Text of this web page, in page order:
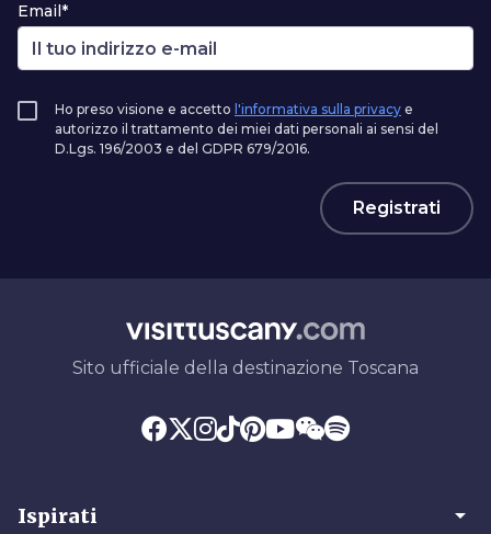
Email*
Ho preso visione e accetto l'informativa sulla privacy e
autorizzo il trattamento dei miei dati personali ai sensi del
D.Lgs. 196/2003 e del GDPR 679/2016.
Registrati
Sito ufficiale della destinazione Toscana
Ispirati arrow_drop_down